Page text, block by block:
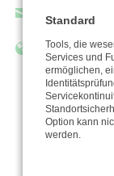
Zur
Standard
Tools, die
Services und
ermöglichen,
Option kann
werden.